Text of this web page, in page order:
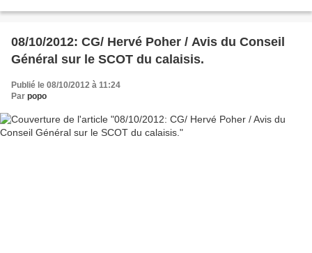
08/10/2012: CG/ Hervé Poher / Avis du Conseil
Général sur le SCOT du calaisis.
Publié le 08/10/2012 à 11:24
Par popo